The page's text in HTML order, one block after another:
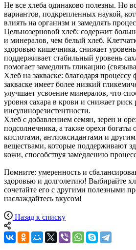
Не все хлеба одинаково полезны. Но
вариантов, подкрепленных наукой,
влиять на организм и замедлять
Цельнозерновой хлеб: cодержит
и минералов, чем белый хлеб.
здоровью кишечника, снижает
поддерживает стабильный уровень
помогает замедлить гликацию
Хлеб на закваске: благодаря
закваске имеет более низкий
улучшает усвоение минералов, что
уровня сахара в крови и снижает риск
инсулинорезистентности.
Хлеб с добавлением семян, зерен и
подсолнечника, а также орехи
кислотами, антиоксидантами и
веществами, которые поддерживают
кожи, способствуя замедлению
Помните: умеренность и
здоровью и долголетию! Выбирайте
сочетайте его с другими полезными
наслаждайтесь вкусом!
Назад к списку